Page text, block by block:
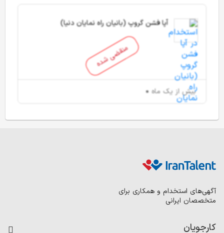
منقضی شده
آپا فشن گروپ (بانیان راه نمایان دنیا)
بیش از یک ماه
آگهی‌های استخدام و همکاری برای
متخصصان ایرانی
کارجویان